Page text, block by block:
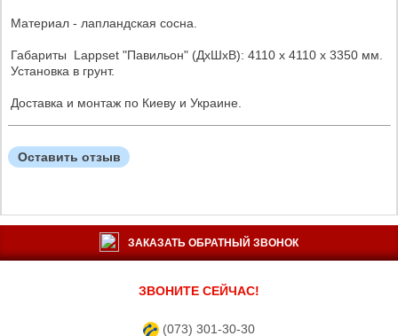
Материал - лапландская сосна.
Габариты Lappset "Павильон" (ДxШxВ): 4110 х 4110 x 3350 мм.
Установка в грунт.
Доставка и монтаж по Киеву и Украине.
Оставить отзыв
ЗАКАЗАТЬ ОБРАТНЫЙ ЗВОНОК
ЗВОНИТЕ СЕЙЧАС!
(073) 301-30-30